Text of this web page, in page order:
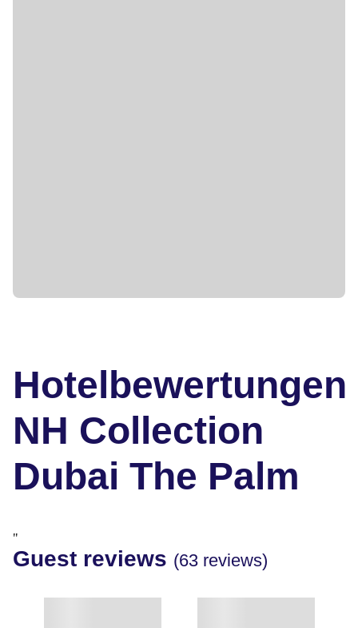
Hotelbewertungen
NH Collection
Dubai The Palm
"
Guest reviews (63 reviews)